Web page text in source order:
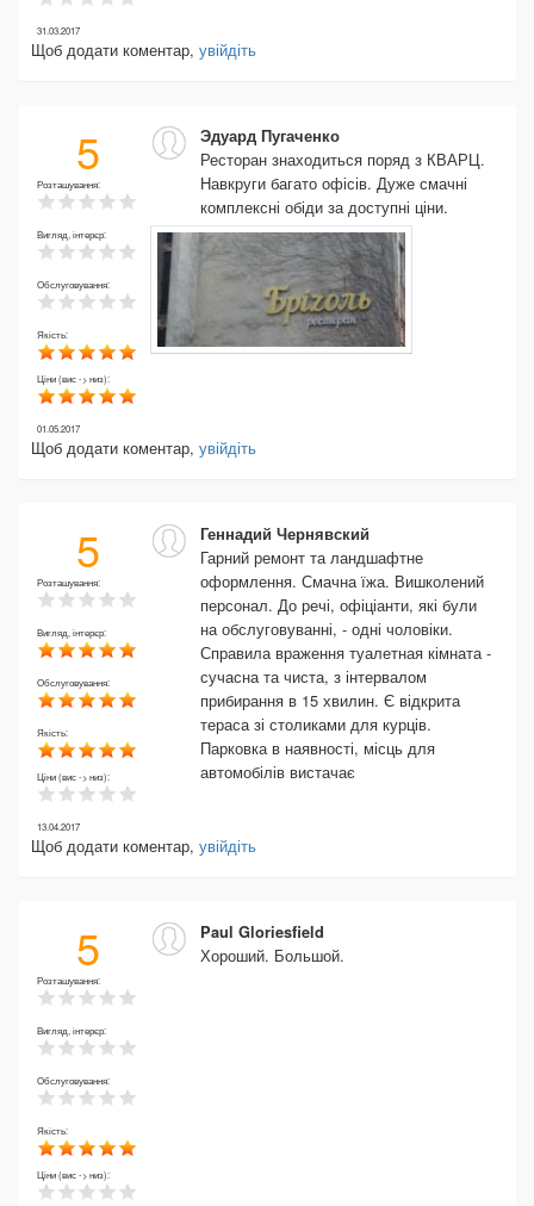
31.03.2017
Щоб додати коментар, увійдіть
5
Розташування:
Вигляд, інтерєр:
Обслуговування:
Якість:
Ціни (вис -> низ):
Эдуард Пугаченко
Ресторан знаходиться поряд з КВАРЦ.
Навкруги багато офісів. Дуже смачні
комплексні обіди за доступні ціни.
01.05.2017
Щоб додати коментар, увійдіть
5
Розташування:
Вигляд, інтерєр:
Обслуговування:
Якість:
Ціни (вис -> низ):
Геннадий Чернявский
Гарний ремонт та ландшафтне
оформлення. Смачна їжа. Вишколений
персонал. До речі, офіціанти, які були
на обслуговуванні, - одні чоловіки.
Справила враження туалетная кімната -
сучасна та чиста, з інтервалом
прибирання в 15 хвилин. Є відкрита
тераса зі столиками для курців.
Парковка в наявності, місць для
автомобілів вистачає
13.04.2017
Щоб додати коментар, увійдіть
5
Розташування:
Вигляд, інтерєр:
Обслуговування:
Якість:
Ціни (вис -> низ):
Paul Gloriesfield
Хороший. Большой.